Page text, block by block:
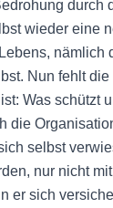
durch
wieder eine
nämlich
Nun fehlt
Was schützt
die
selbst
nur nicht
er sich